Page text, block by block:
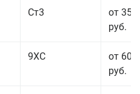
Ст3
от 35
руб.
9ХС
от 60
руб.